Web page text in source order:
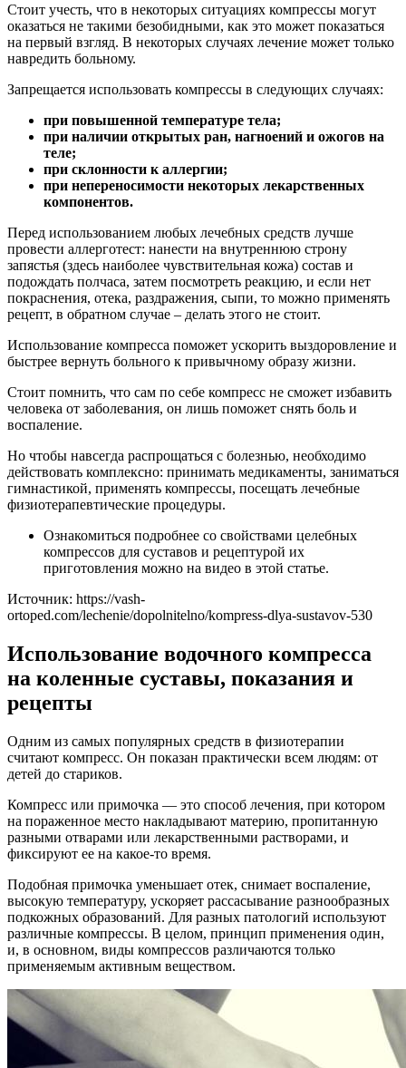
Стоит учесть, что в некоторых ситуациях компрессы могут
оказаться не такими безобидными, как это может показаться
на первый взгляд. В некоторых случаях лечение может только
навредить больному.
Запрещается использовать компрессы в следующих случаях:
при повышенной температуре тела;
при наличии открытых ран, нагноений и ожогов на
теле;
при склонности к аллергии;
при непереносимости некоторых лекарственных
компонентов.
Перед использованием любых лечебных средств лучше
провести аллерготест: нанести на внутреннюю строну
запястья (здесь наиболее чувствительная кожа) состав и
подождать полчаса, затем посмотреть реакцию, и если нет
покраснения, отека, раздражения, сыпи, то можно применять
рецепт, в обратном случае – делать этого не стоит.
Использование компресса поможет ускорить выздоровление и
быстрее вернуть больного к привычному образу жизни.
Стоит помнить, что сам по себе компресс не сможет избавить
человека от заболевания, он лишь поможет снять боль и
воспаление.
Но чтобы навсегда распрощаться с болезнью, необходимо
действовать комплексно: принимать медикаменты, заниматься
гимнастикой, применять компрессы, посещать лечебные
физиотерапевтические процедуры.
Ознакомиться подробнее со свойствами целебных
компрессов для суставов и рецептурой их
приготовления можно на видео в этой статье.
Источник: https://vash-
ortoped.com/lechenie/dopolnitelno/kompress-dlya-sustavov-530
Использование водочного компресса
на коленные суставы, показания и
рецепты
Одним из самых популярных средств в физиотерапии
считают компресс. Он показан практически всем людям: от
детей до стариков.
Компресс или примочка — это способ лечения, при котором
на пораженное место накладывают материю, пропитанную
разными отварами или лекарственными растворами, и
фиксируют ее на какое-то время.
Подобная примочка уменьшает отек, снимает воспаление,
высокую температуру, ускоряет рассасывание разнообразных
подкожных образований. Для разных патологий используют
различные компрессы. В целом, принцип применения один,
и, в основном, виды компрессов различаются только
применяемым активным веществом.